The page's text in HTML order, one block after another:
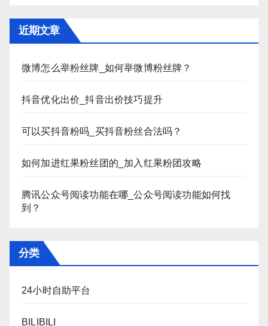
近期文章
微博怎么举粉丝牌_如何举微博粉丝牌？
抖音优化出价_抖音出价技巧提升
可以买抖音粉吗_买抖音粉丝合法吗？
如何加进红果粉丝团的_加入红果粉团攻略
腾讯公众号阅读功能在哪_公众号阅读功能如何找
到？
分类
24小时自助平台
BILIBILI